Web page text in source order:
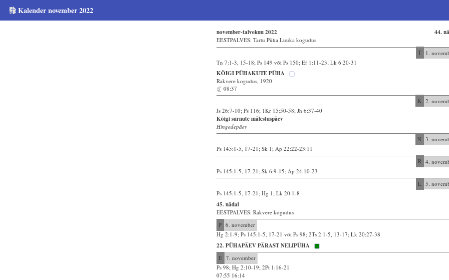
Kalender november 2022
44.
november-talvekuu 2022
EESTPALVES: Tartu Püha Luuka kogudus
T
1.
Tn 7:1-3, 15-18; Ps 149 või Ps 150; Ef 1:11-23; Lk 6:20-31
KÕIGI PÜHAKUTE PÜHA
Rakvere kogudus, 1920
08:37
K 2.
Js 26:7-10; Ps 116; 1Kr 15:50-58; Jh 6:37-40
Kõigi surnute mälestuspäev
Hingedepäev
N 3.
Ps 145:1-5, 17-21; Sk 1; Ap 22:22-23:11
R 4.
Ps 145:1-5, 17-21; Sk 6:9-15; Ap 24:10-23
L 5.
Ps 145:1-5, 17-21; Hg 1; Lk 20:1-8
45. nädal
EESTPALVES: Rakvere kogudus
P 6. november
Hg 2:1-9; Ps 145:1-5, 17-21 või Ps 98; 2Ts 2:1-5, 13-17; Lk 20:27-38
22. PÜHAPÄEV PÄRAST NELIPÜHA
E 7. november
Ps 98; Hg 2:10-19; 2Pt 1:16-21
07:55 16:14